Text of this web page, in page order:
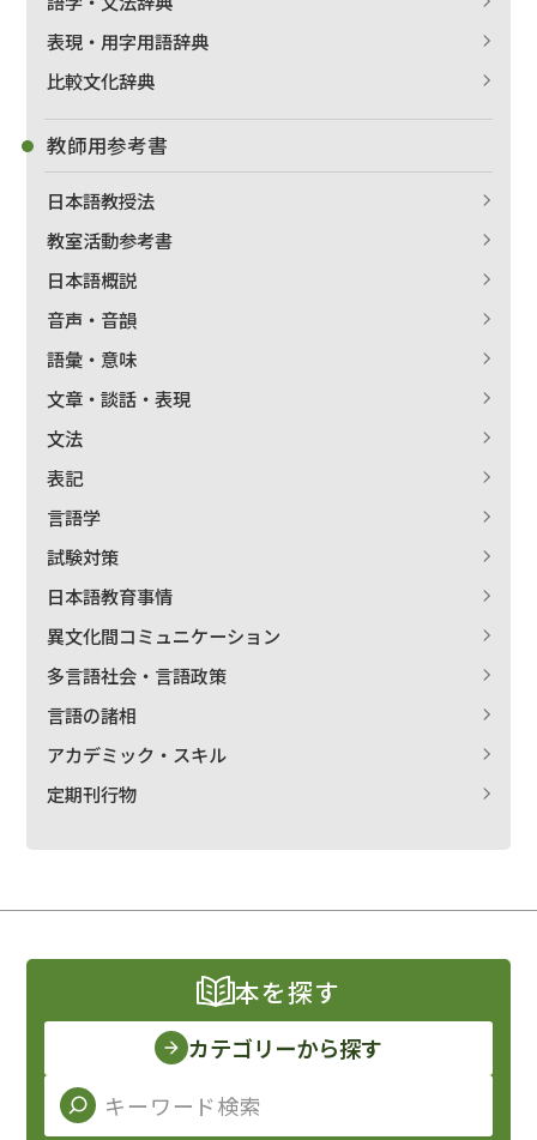
表現・用字用語辞典
比較文化辞典
教師用参考書
日本語教授法
教室活動参考書
日本語概説
音声・音韻
語彙・意味
文章・談話・表現
文法
表記
言語学
試験対策
日本語教育事情
異文化間コミュニケーション
多言語社会・言語政策
言語の諸相
アカデミック・スキル
定期刊行物
本を探す
カテゴリーから探す